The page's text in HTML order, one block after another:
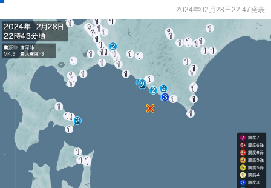
2024年02月28日22:47発表